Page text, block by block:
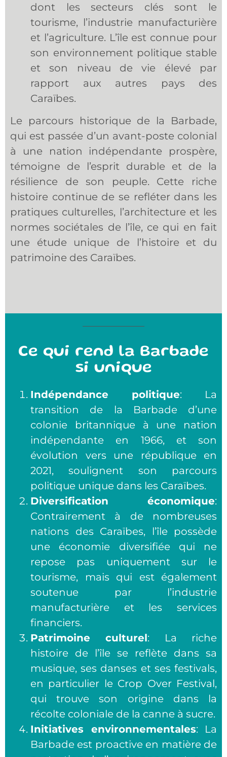
dont les secteurs clés sont le
tourisme, l’industrie manufacturière
et l’agriculture. L’île est connue pour
son environnement politique stable
et son niveau de vie élevé par
rapport aux autres pays des
Caraïbes.
Le parcours historique de la Barbade,
qui est passée d’un avant-poste colonial
à une nation indépendante prospère,
témoigne de l’esprit durable et de la
résilience de son peuple. Cette riche
histoire continue de se refléter dans les
pratiques culturelles, l’architecture et les
normes sociétales de l’île, ce qui en fait
une étude unique de l’histoire et du
patrimoine des Caraïbes.
Ce qui rend la Barbade
si unique
Indépendance politique: La
transition de la Barbade d’une
colonie britannique à une nation
indépendante en 1966, et son
évolution vers une république en
2021, soulignent son parcours
politique unique dans les Caraïbes.
Diversification économique:
Contrairement à de nombreuses
nations des Caraïbes, l’île possède
une économie diversifiée qui ne
repose pas uniquement sur le
tourisme, mais qui est également
soutenue par l’industrie
manufacturière et les services
financiers.
Patrimoine culturel: La riche
histoire de l’île se reflète dans sa
musique, ses danses et ses festivals,
en particulier le Crop Over Festival,
qui trouve son origine dans la
récolte coloniale de la canne à sucre.
Initiatives environnementales: La
Barbade est proactive en matière de